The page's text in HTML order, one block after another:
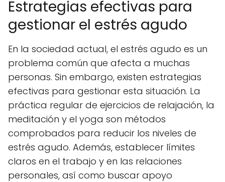
Estrategias efectivas para
gestionar el estrés agudo
En la sociedad actual, el estrés agudo es un
problema común que afecta a muchas
personas. Sin embargo, existen estrategias
efectivas para gestionar esta situación. La
práctica regular de ejercicios de relajación, la
meditación y el yoga son métodos
comprobados para reducir los niveles de
estrés agudo. Además, establecer límites
claros en el trabajo y en las relaciones
personales, así como buscar apoyo